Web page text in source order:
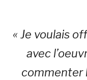
« Je voulais
avec
commenter